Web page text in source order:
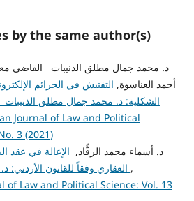
by the same author(s)
أحمد العناسوة, التفتيش في الجرائم
الشكلية: د. محمد جمال مطلق
Journal of Law and Political
3 (2021)
admin admin, د. أسماء محمد الرقًّاد, الإعالة في عقد
,
of Law and Political Science: Vol. 13